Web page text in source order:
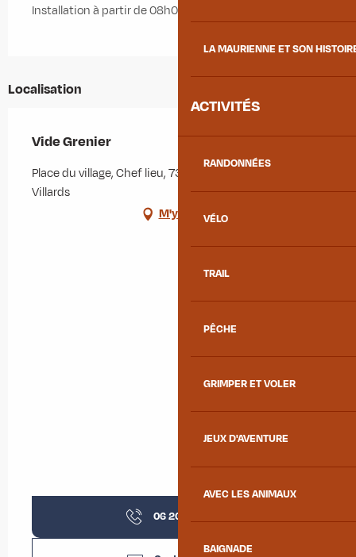
LA MAURIENNE ET SON
ACTIVITÉS
RANDONNÉES
VÉLO
TRAIL
PÊCHE
GRIMPER ET VOLER
JEUX D'AVENTURE
AVEC LES ANIMAUX
BAIGNADE
Installation à partir de 08h00
Localisation
Vide Grenier
Place du village, Chef lieu, 73130 Saint-Colomban-des-
Villards
M'y rendre
06 20 96 63